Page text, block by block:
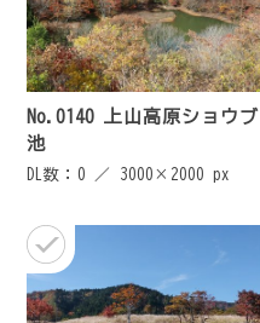
ン
No.0140 上山高原ショウブ
池
DL数：0 ／ 3000×2000 px